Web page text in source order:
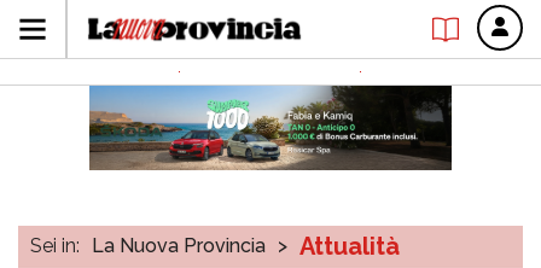
Sei in: La Nuova Provincia > Attualità